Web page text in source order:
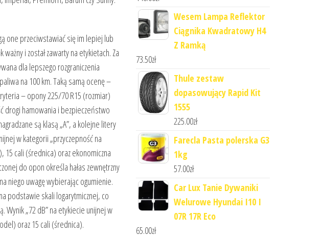
one przeciwstawiać się im lepiej lub
i został zawarty na etykietach. Za
dla lepszego rozgraniczenia
na 100 km. Taką samą ocenę –
– opony 225/70 R15 (rozmiar)
drogi hamowania i bezpieczeństwo
są klasą „A”, a kolejne litery
w kategorii „przyczepność na
15 cali (średnica) oraz ekonomiczna
do opon określa hałas zewnętrzny
niego uwagę wybierając ogumienie.
podstawie skali logarytmicznej, co
Wynik „72 dB” na etykiecie unijnej w
oraz 15 cali (średnica).
Wesem Lampa Reflektor
Ciągnika Kwadratowy H4
Z Ramką
73.50zł
Thule zestaw
dopasowujący Rapid Kit
1555
225.00zł
Farecla Pasta polerska G3
1kg
57.00zł
Car Lux Tanie Dywaniki
Welurowe Hyundai I10 I
07R 17R Eco
65.00zł